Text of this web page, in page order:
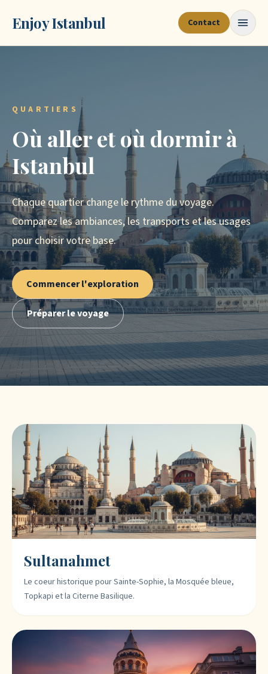
Enjoy Istanbul Contact
QUARTIERS
Où aller et où dormir à
Istanbul
Chaque quartier change le rythme du voyage.
Comparez les ambiances, les transports et les usages
pour choisir votre base.
Commencer l'exploration
Préparer le voyage
Sultanahmet
Le coeur historique pour Sainte-Sophie, la Mosquée bleue,
Topkapi et la Citerne Basilique.